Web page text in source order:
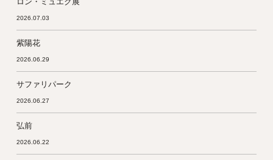
2026.07.03
紫陽花
2026.06.29
サファリパーク
2026.06.27
弘前
2026.06.22